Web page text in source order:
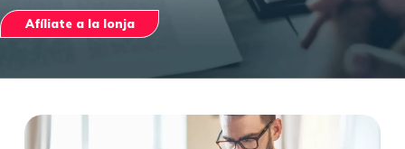
Afíliate a la lonja